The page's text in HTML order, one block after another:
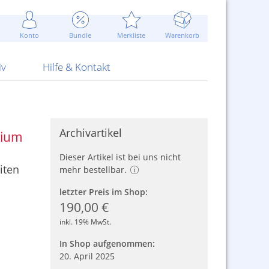
Konto Bundle Merkliste Warenkorb
Attrappen Blitzschnell...
Sommerpreise u.v.m.
ARS Pirotecnia
Hilfe & Kontakt
Kontaktformular
AGB
Archivartikel
Dieser Artikel ist bei uns nicht
mehr bestellbar.
letzter Preis im Shop:
190,00 €
inkl. 19% MwSt.
In Shop aufgenommen:
20. April 2025